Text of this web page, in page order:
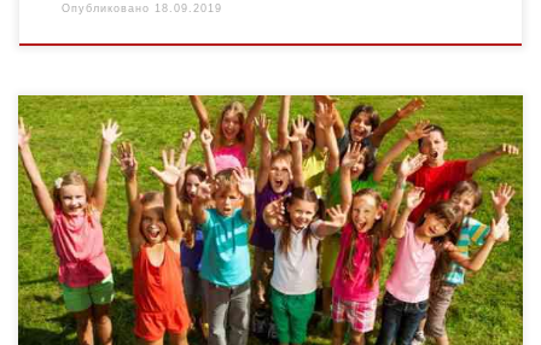
Опубликовано 18.09.2019
Управление образования и науки области на основании
письма секретаря рабочей группы «Безопасное
информационное пространство для детей» при
Координационном совете при Правительстве РФ С.А.
Абрамова от […]